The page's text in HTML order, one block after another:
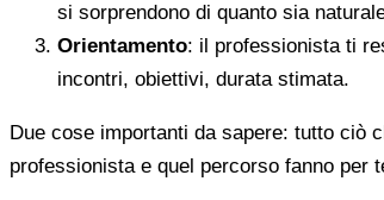
si sorprendono di quanto sia
Orientamento: il professionista ti
incontri, obiettivi, durata stimata.
Due cose importanti da sapere: tutto ciò
professionista e quel percorso fanno per